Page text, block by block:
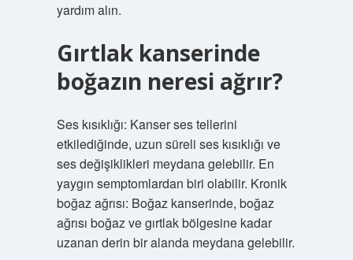
yardım alın.
Gırtlak kanserinde
boğazın neresi ağrır?
Ses kısıklığı: Kanser ses tellerini
etkilediğinde, uzun süreli ses kısıklığı ve
ses değişiklikleri meydana gelebilir. En
yaygın semptomlardan biri olabilir. Kronik
boğaz ağrısı: Boğaz kanserinde, boğaz
ağrısı boğaz ve gırtlak bölgesine kadar
uzanan derin bir alanda meydana gelebilir.